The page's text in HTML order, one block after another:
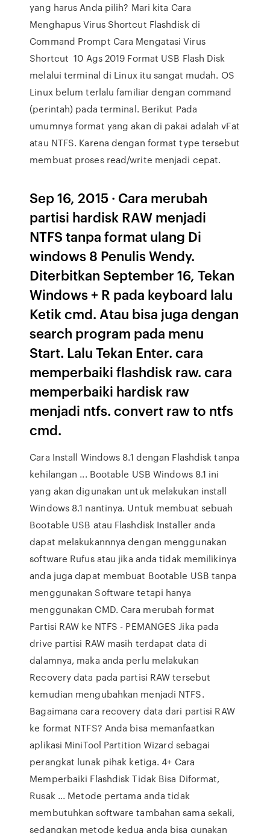
yang harus Anda pilih? Mari kita Cara
Menghapus Virus Shortcut Flashdisk di
Command Prompt Cara Mengatasi Virus
Shortcut 10 Ags 2019 Format USB Flash Disk
melalui terminal di Linux itu sangat mudah. OS
Linux belum terlalu familiar dengan command
(perintah) pada terminal. Berikut Pada
umumnya format yang akan di pakai adalah vFat
atau NTFS. Karena dengan format type tersebut
membuat proses read/write menjadi cepat.
Sep 16, 2015 · Cara merubah
partisi hardisk RAW menjadi
NTFS tanpa format ulang Di
windows 8 Penulis Wendy.
Diterbitkan September 16, Tekan
Windows + R pada keyboard lalu
Ketik cmd. Atau bisa juga dengan
search program pada menu
Start. Lalu Tekan Enter. cara
memperbaiki flashdisk raw. cara
memperbaiki hardisk raw
menjadi ntfs. convert raw to ntfs
cmd.
Cara Install Windows 8.1 dengan Flashdisk tanpa
kehilangan ... Bootable USB Windows 8.1 ini
yang akan digunakan untuk melakukan install
Windows 8.1 nantinya. Untuk membuat sebuah
Bootable USB atau Flashdisk Installer anda
dapat melakukannnya dengan menggunakan
software Rufus atau jika anda tidak memilikinya
anda juga dapat membuat Bootable USB tanpa
menggunakan Software tetapi hanya
menggunakan CMD. Cara merubah format
Partisi RAW ke NTFS - PEMANGES Jika pada
drive partisi RAW masih terdapat data di
dalamnya, maka anda perlu melakukan
Recovery data pada partisi RAW tersebut
kemudian mengubahkan menjadi NTFS.
Bagaimana cara recovery data dari partisi RAW
ke format NTFS? Anda bisa memanfaatkan
aplikasi MiniTool Partition Wizard sebagai
perangkat lunak pihak ketiga. 4+ Cara
Memperbaiki Flashdisk Tidak Bisa Diformat,
Rusak ... Metode pertama anda tidak
membutuhkan software tambahan sama sekali,
sedangkan metode kedua anda bisa gunakan